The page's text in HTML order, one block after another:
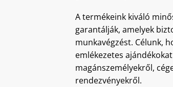
A termékeink kiváló
garantálják, amelyek
munkavégzést. Célunk,
emlékezetes
magánszemélyekről,
rendezvényekről.